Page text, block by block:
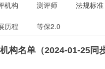
机构 测评师 法规标准
历程 等保2.0
构名单（2024-01-25同